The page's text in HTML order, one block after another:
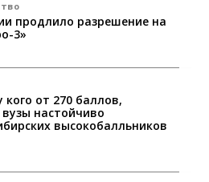
продлило разрешение на
3»
кого от 270 баллов,
настойчиво
высокобалльников